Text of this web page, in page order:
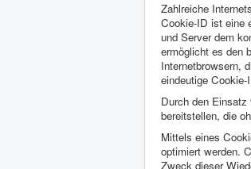
Zahlreiche
Cookie-ID ist eine
und Server dem
ermöglicht es den
Internetbrowsern,
eindeutige
Durch den
bereitstellen, die
Mittels eines
optimiert werden.
Zweck dieser